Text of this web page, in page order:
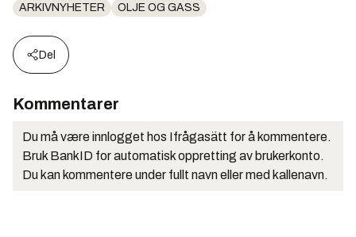
ARKIVNYHETER OLJE OG GASS
Del
Kommentarer
Du må være innlogget hos Ifrågasätt for å kommentere.
Bruk BankID for automatisk oppretting av brukerkonto.
Du kan kommentere under fullt navn eller med kallenavn.